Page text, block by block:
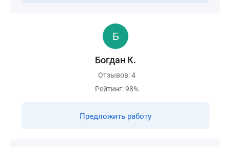
Богдан К.
Отзывов: 4
Рейтинг: 98%
Предложить работу